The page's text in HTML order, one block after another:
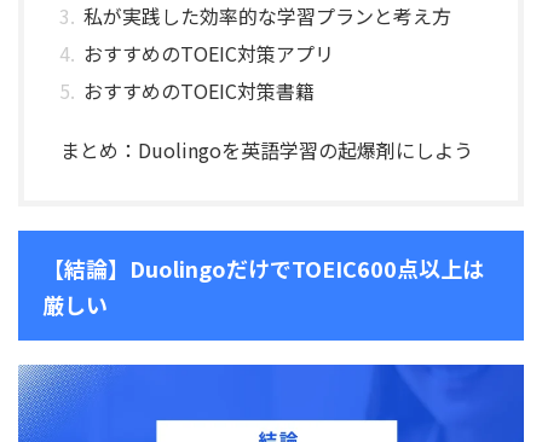
私が実践した効率的な学習プランと考え方
おすすめのTOEIC対策アプリ
おすすめのTOEIC対策書籍
まとめ：Duolingoを英語学習の起爆剤にしよう
【結論】DuolingoだけでTOEIC600点以上は
厳しい